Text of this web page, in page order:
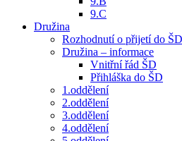
9.C
Družina
Rozhodnutí o přijetí do
Družina – informace
Vnitřní řád ŠD
Přihláška do ŠD
1.oddělení
2.oddělení
3.oddělení
4.oddělení